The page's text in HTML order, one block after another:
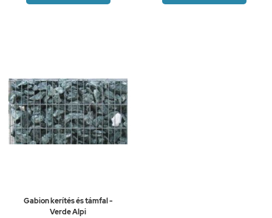
Gabion kerítés és támfal -
Verde Alpi